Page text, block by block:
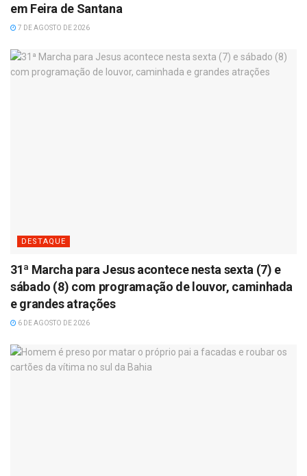
em Feira de Santana
7 DE AGOSTO DE 2026
DESTAQUE
31ª Marcha para Jesus acontece nesta sexta (7) e
sábado (8) com programação de louvor, caminhada
e grandes atrações
6 DE AGOSTO DE 2026